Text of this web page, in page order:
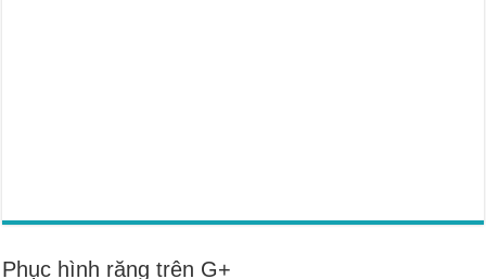
Phục hình răng trên G+